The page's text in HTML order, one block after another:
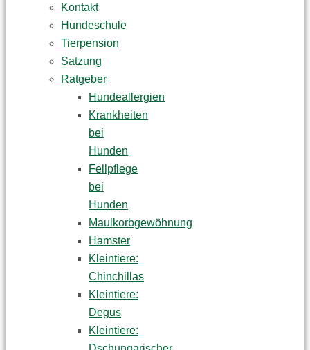
Kontakt
Hundeschule
Tierpension
Satzung
Ratgeber
Hundeallergien
Krankheiten
bei
Hunden
Fellpflege
bei
Hunden
Maulkorbgewöhnung
Hamster
Kleintiere:
Chinchillas
Kleintiere:
Degus
Kleintiere: